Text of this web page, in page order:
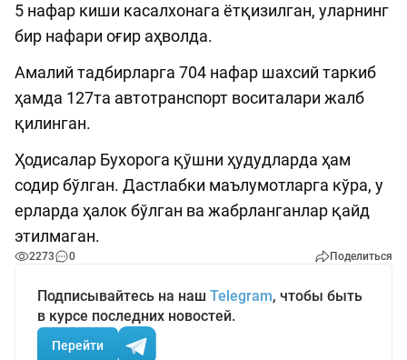
5 нафар киши касалхонага ётқизилган, уларнинг
бир нафари оғир аҳволда.
Амалий тадбирларга 704 нафар шахсий таркиб
ҳамда 127та автотранспорт воситалари жалб
қилинган.
Ҳодисалар Бухорога қўшни ҳудудларда ҳам
содир бўлган. Дастлабки маълумотларга кўра, у
ерларда ҳалок бўлган ва жабрланганлар қайд
этилмаган.
2273 0 Поделиться
Подписывайтесь на наш Telegram, чтобы быть
в курсе последних новостей.
Перейти